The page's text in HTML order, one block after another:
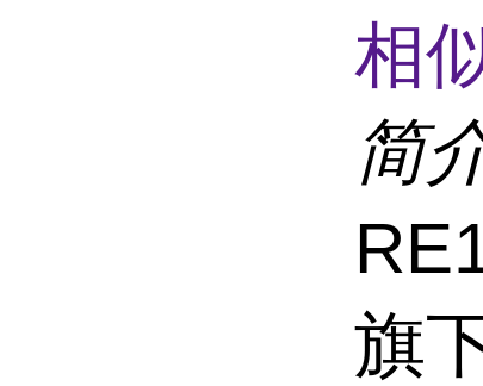
相
简
旗